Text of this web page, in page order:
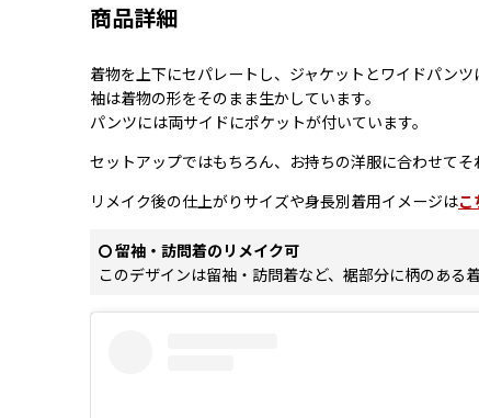
商品詳細
着物を上下にセパレートし、ジャケットとワイドパンツ
袖は着物の形をそのまま生かしています。
パンツには両サイドにポケットが付いています。
セットアップではもちろん、お持ちの洋服に合わせてそ
リメイク後の仕上がりサイズや身長別着用イメージはこ
留袖・訪問着のリメイク可
このデザインは留袖・訪問着など、裾部分に柄のある